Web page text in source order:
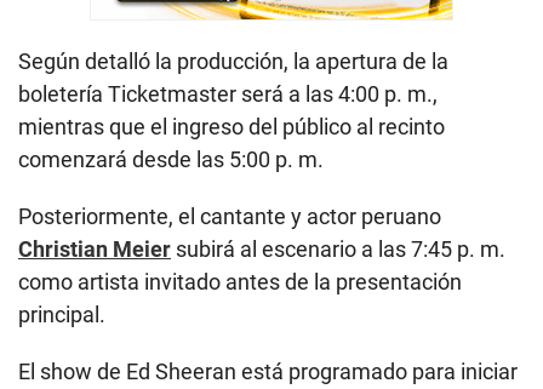
Según detalló la producción, la apertura de la
boletería Ticketmaster será a las 4:00 p. m.,
mientras que el ingreso del público al recinto
comenzará desde las 5:00 p. m.
Posteriormente, el cantante y actor peruano
Christian Meier subirá al escenario a las 7:45 p. m.
como artista invitado antes de la presentación
principal.
El show de Ed Sheeran está programado para iniciar